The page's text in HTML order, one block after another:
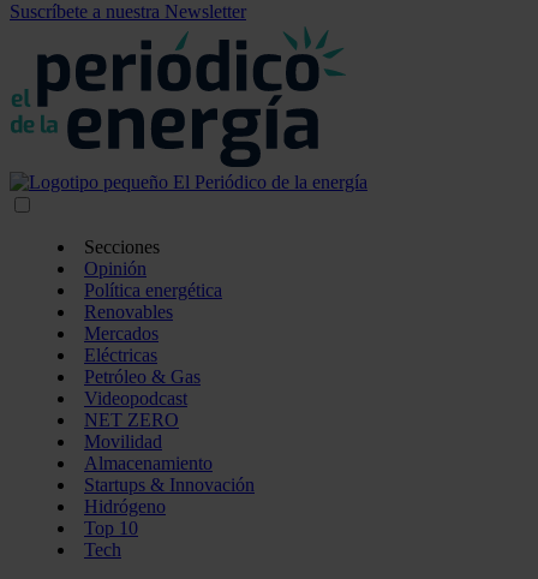
Suscríbete a nuestra Newsletter
Secciones
Opinión
Política energética
Renovables
Mercados
Eléctricas
Petróleo & Gas
Videopodcast
NET ZERO
Movilidad
Almacenamiento
Startups & Innovación
Hidrógeno
Top 10
Tech